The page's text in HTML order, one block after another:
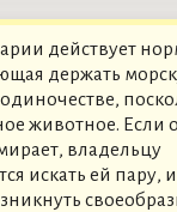
действует
держать
животное. Если
владельцу
искать ей пару,